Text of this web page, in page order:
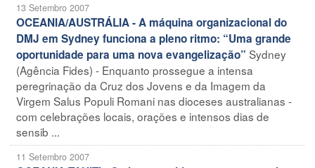
13 Setembro 2007
OCEANIA/AUSTRÁLIA - A máquina organizacional do
DMJ em Sydney funciona a pleno ritmo: “Uma grande
oportunidade para uma nova evangelização” Sydney
(Agência Fides) - Enquanto prossegue a intensa
peregrinação da Cruz dos Jovens e da Imagem da
Virgem Salus Populi Romani nas dioceses australianas -
com celebrações locais, orações e intensos dias de
sensib ...
11 Setembro 2007